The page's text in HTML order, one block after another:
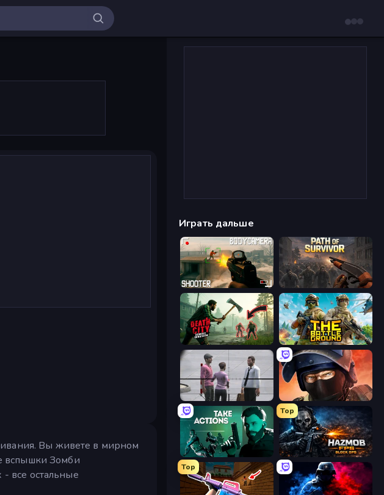
Вы живете в мирном
вспышки Зомби
все остальные
Играть дальше
BodyCamera Shooter Path of Survivor
Death City Zombie Invasion The Battleground
Bullet Force
Take Actions
Top
Hazmob FPS: Online Shooter
Top